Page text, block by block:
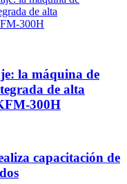
la máquina de
de alta
300H
capacitación de